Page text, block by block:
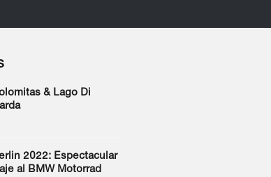
& Lago Di
2022: Espectacular
al BMW Motorrad